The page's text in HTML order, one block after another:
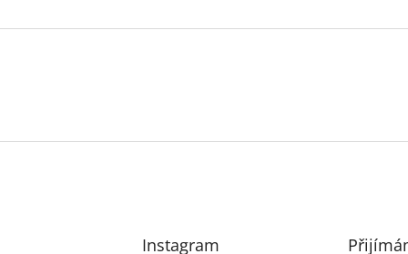
Instagram